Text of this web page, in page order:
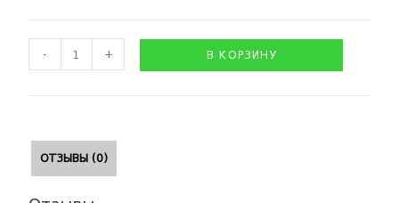
- + В КОРЗИНУ
ОТЗЫВЫ (0)